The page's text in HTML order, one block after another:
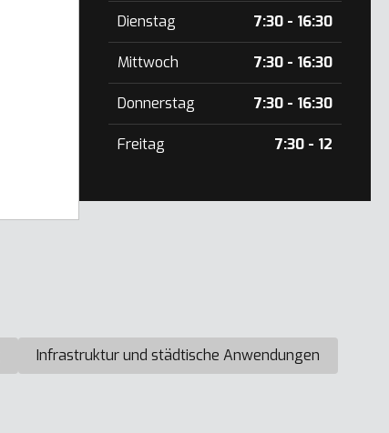
Dienstag 7:30 - 16:30
Mittwoch 7:30 - 16:30
Donnerstag 7:30 - 16:30
Freitag 7:30 - 12
Infrastruktur und städtische Anwendungen